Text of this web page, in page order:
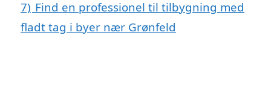
7) Find en professionel til tilbygning med
fladt tag i byer nær Grønfeld